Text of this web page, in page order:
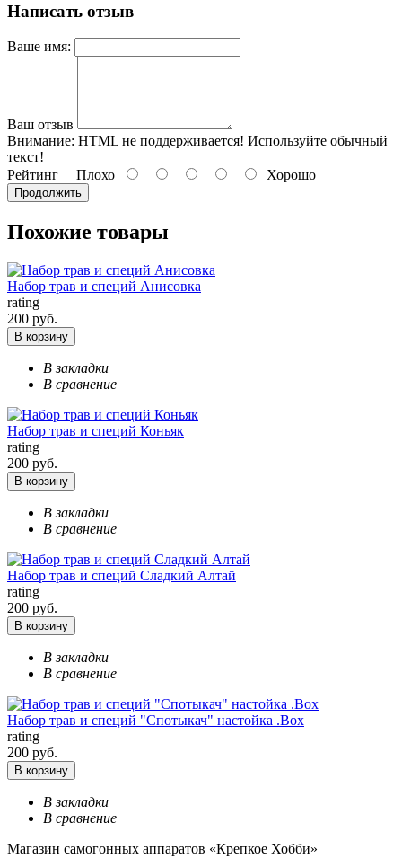
Написать отзыв
Ваше имя:
Ваш отзыв
Внимание: HTML не поддерживается! Используйте обычный
текст!
Рейтинг Плохо Хорошо
Продолжить
Похожие товары
Набор трав и специй Анисовка
rating
200 руб.
В корзину
В закладки
В сравнение
Набор трав и специй Коньяк
rating
200 руб.
В корзину
В закладки
В сравнение
Набор трав и специй Сладкий Алтай
rating
200 руб.
В корзину
В закладки
В сравнение
Набор трав и специй "Спотыкач" настойка .Box
rating
200 руб.
В корзину
В закладки
В сравнение
Магазин самогонных аппаратов «Крепкое Хобби»